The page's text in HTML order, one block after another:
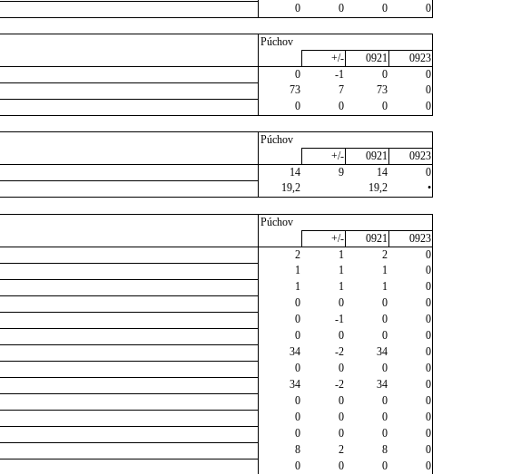
0 0 0
0
Púchov
+/-
0921
0923
0 -1 0
0
73 7 73
0
0 0 0
0
Púchov
+/-
0921
0923
14 9 14
0
19,2 19,2
•
Púchov
+/-
0921
0923
2 1 2
0
1 1 1
0
1 1 1
0
0 0 0
0
0 -1 0
0
0 0 0
0
34 -2 34
0
0 0 0
0
34 -2 34
0
0 0 0
0
0 0 0
0
0 0 0
0
8 2 8
0
0 0 0
0